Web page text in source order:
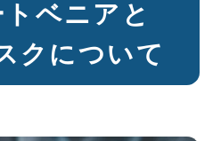
ベニアと
クについて